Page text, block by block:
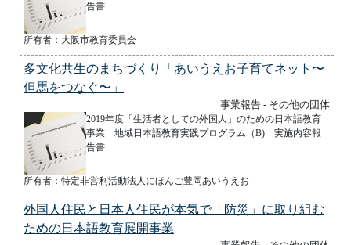
告書
所有者：大阪市教育委員会
多文化共生のまちづくり「あいうえお子育てネット〜
但馬をつなぐ〜」
事業報告 - その他の団体
2019年度「生活者としての外国人」のための日本語教育
事業 地域日本語教育実践プログラム（B) 実施内容報
告書
所有者：特定非営利活動法人にほんご豊岡あいうえお
外国人住民と日本人住民が本気で「防災」に取り組む
ための日本語教育展開事業